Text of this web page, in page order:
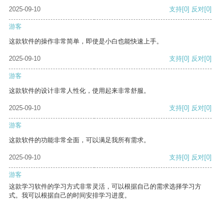
2025-09-10
支持[0] 反对[0]
游客
这款软件的操作非常简单，即使是小白也能快速上手。
2025-09-10 支持[0] 反对[0]
游客
这款软件的设计非常人性化，使用起来非常舒服。
2025-09-10 支持[0] 反对[0]
游客
这款软件的功能非常全面，可以满足我所有需求。
2025-09-10 支持[0] 反对[0]
游客
这款学习软件的学习方式非常灵活，可以根据自己的需求选择学习方
式。我可以根据自己的时间安排学习进度。